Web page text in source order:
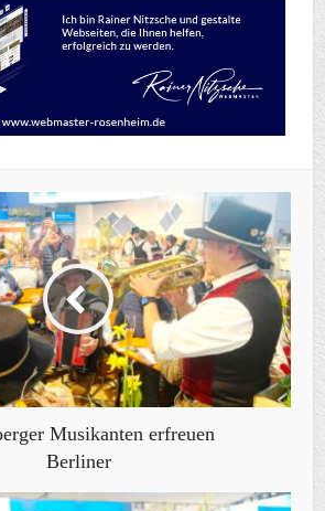
Musikanten erfreuen
Berliner